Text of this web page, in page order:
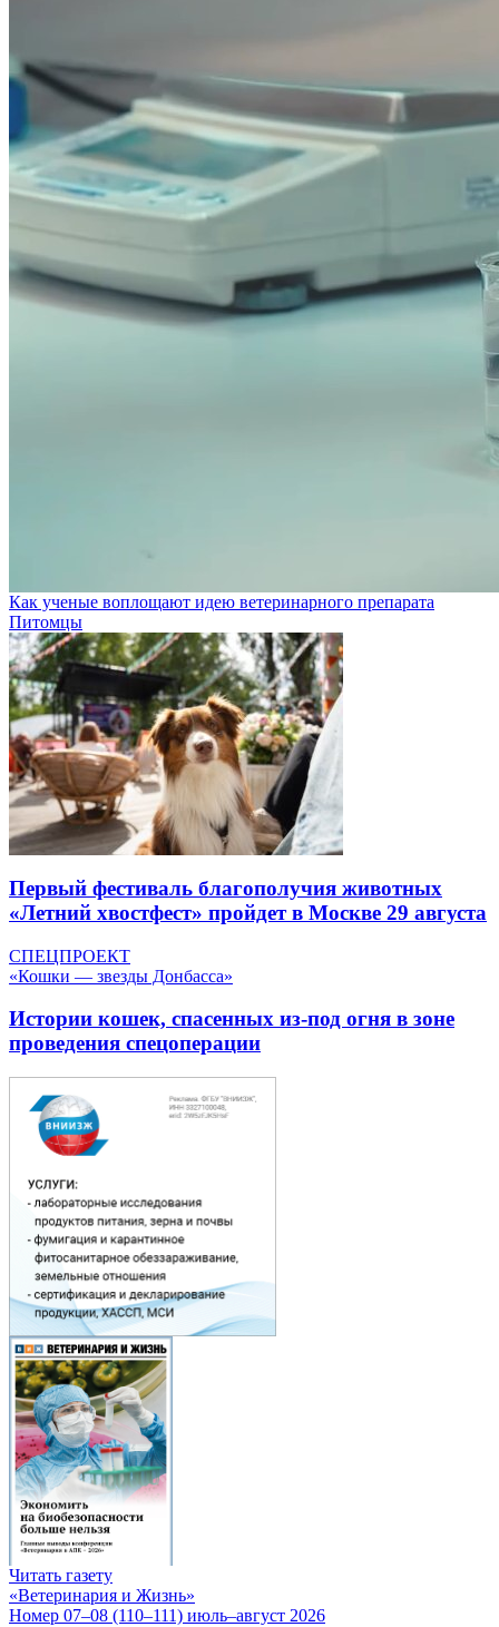
Как ученые воплощают идею ветеринарного препарата
Питомцы
Первый фестиваль благополучия животных
«Летний хвостфест» пройдет в Москве 29 августа
СПЕЦПРОЕКТ
«Кошки — звезды Донбасса»
Истории кошек, спасенных из-под огня в зоне
проведения спецоперации
Читать газету
«Ветеринария и Жизнь»
Номер 07–08 (110–111) июль–август 2026